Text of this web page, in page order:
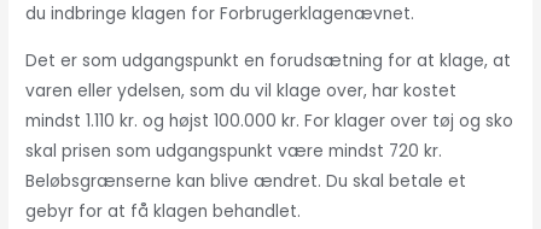
du indbringe klagen for Forbrugerklagenævnet.
Det er som udgangspunkt en forudsætning for at klage, at
varen eller ydelsen, som du vil klage over, har kostet
mindst 1.110 kr. og højst 100.000 kr. For klager over tøj og sko
skal prisen som udgangspunkt være mindst 720 kr.
Beløbsgrænserne kan blive ændret. Du skal betale et
gebyr for at få klagen behandlet.